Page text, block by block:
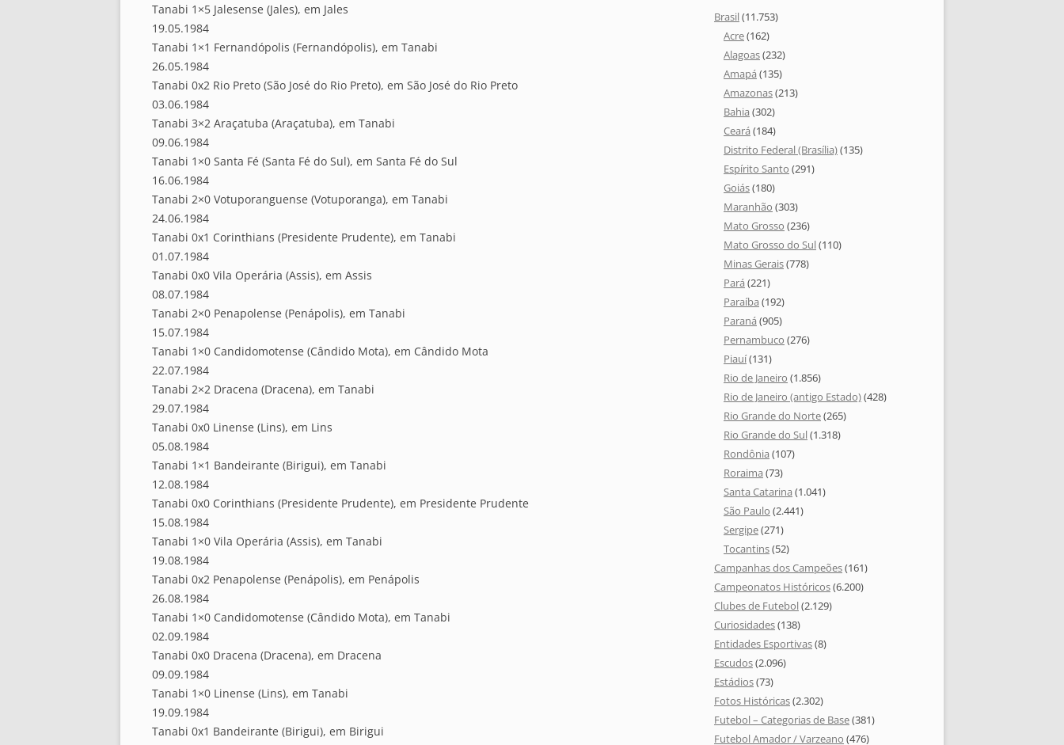
Tanabi 1×5 Jalesense (Jales), em Jales
19.05.1984
Tanabi 1×1 Fernandópolis (Fernandópolis), em Tanabi
26.05.1984
Tanabi 0x2 Rio Preto (São José do Rio Preto), em São José do Rio Preto
03.06.1984
Tanabi 3×2 Araçatuba (Araçatuba), em Tanabi
09.06.1984
Tanabi 1×0 Santa Fé (Santa Fé do Sul), em Santa Fé do Sul
16.06.1984
Tanabi 2×0 Votuporanguense (Votuporanga), em Tanabi
24.06.1984
Tanabi 0x1 Corinthians (Presidente Prudente), em Tanabi
01.07.1984
Tanabi 0x0 Vila Operária (Assis), em Assis
08.07.1984
Tanabi 2×0 Penapolense (Penápolis), em Tanabi
15.07.1984
Tanabi 1×0 Candidomotense (Cândido Mota), em Cândido Mota
22.07.1984
Tanabi 2×2 Dracena (Dracena), em Tanabi
29.07.1984
Tanabi 0x0 Linense (Lins), em Lins
05.08.1984
Tanabi 1×1 Bandeirante (Birigui), em Tanabi
12.08.1984
Tanabi 0x0 Corinthians (Presidente Prudente), em Presidente Prudente
15.08.1984
Tanabi 1×0 Vila Operária (Assis), em Tanabi
19.08.1984
Tanabi 0x2 Penapolense (Penápolis), em Penápolis
26.08.1984
Tanabi 1×0 Candidomotense (Cândido Mota), em Tanabi
02.09.1984
Tanabi 0x0 Dracena (Dracena), em Dracena
09.09.1984
Tanabi 1×0 Linense (Lins), em Tanabi
19.09.1984
Tanabi 0x1 Bandeirante (Birigui), em Birigui
Brasil(11.753)
Acre(162)
Alagoas(232)
Amapá (135)
Amazonas(213)
Bahia (302)
Ceará (184)
Distrito Federal (Brasília)(135)
Espírito Santo (291)
Goiás(180)
Maranhão (303)
Mato Grosso (236)
Mato Grosso do Sul(110)
Minas Gerais(778)
Pará (221)
Paraíba (192)
Paraná (905)
Pernambuco (276)
Piauí(131)
Rio de Janeiro (1.856)
Rio de Janeiro (antigo Estado)(428)
Rio Grande do Norte(265)
Rio Grande do Sul(1.318)
Rondônia (107)
Roraima (73)
Santa Catarina (1.041)
São Paulo (2.441)
Sergipe(271)
Tocantins(52)
Campanhas dos Campeões(161)
Campeonatos Históricos(6.200)
Clubes de Futebol(2.129)
Curiosidades(138)
Entidades Esportivas(8)
Escudos(2.096)
Estádios(73)
Fotos Históricas(2.302)
Futebol – Categorias de Base(381)
Futebol Amador / Varzeano (476)